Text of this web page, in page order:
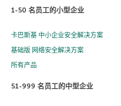
1-50 名员工的小型企业
卡巴斯基 中小企业安全解决方案
基础版 网络安全解决方案
所有产品
51-999 名员工的中型企业